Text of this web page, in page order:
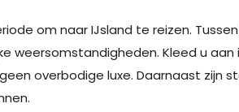
om naar IJsland te reizen.
weersomstandigheden. Kleed u
overbodige luxe. Daarnaast zijn